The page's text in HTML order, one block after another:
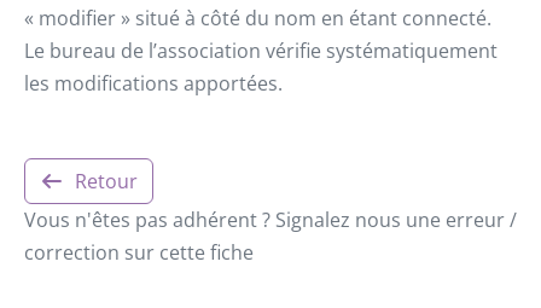
« modifier » situé à côté du nom en étant connecté.
Le bureau de l’association vérifie systématiquement
les modifications apportées.
Retour
Vous n'êtes pas adhérent ? Signalez nous une erreur /
correction sur cette fiche